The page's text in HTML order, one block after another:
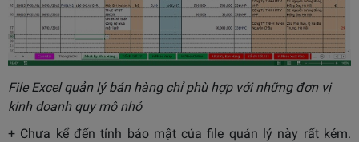
File Excel quản lý bán hàng chỉ phù hợp với những đơn vị
kinh doanh quy mô nhỏ
+ Chưa kể đến tính bảo mật của file quản lý này rất kém.